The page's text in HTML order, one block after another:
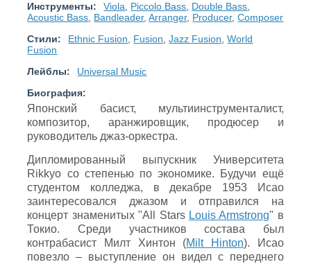
Инструменты:
Viola, Piccolo Bass, Double Bass,
Acoustic Bass, Bandleader,Arranger, Producer,Composer
Стили:
Ethnic Fusion, Fusion,Jazz Fusion,World
Fusion
Лейблы:
Universal Music
Биография:
Японский басист, мультиинструменталист,
композитор, аранжировщик, продюсер и
руководитель джаз-оркестра.
Дипломированный выпускник Университета
Rikkyo со степенью по экономике. Будучи ещё
студентом колледжа, в декабре 1953 Исао
заинтересовался джазом и отправился на
концерт знаменитых "All Stars Louis Armstrong" в
Токио. Среди участников состава был
контрабасист Милт Хинтон (Milt Hinton). Исао
повезло – выступление он видел с переднего